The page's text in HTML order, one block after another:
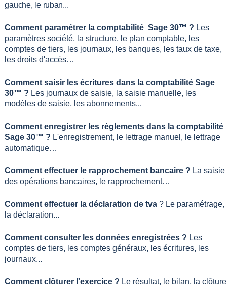
gauche, le ruban...
Comment paramétrer la comptabilité Sage 30™ ? Les
paramètres société, la structure, le plan comptable, les
comptes de tiers, les journaux, les banques, les taux de taxe,
les droits d'accès…
Comment saisir les écritures dans la comptabilité Sage
30™ ? Les journaux de saisie, la saisie manuelle, les
modèles de saisie, les abonnements...
Comment enregistrer les règlements dans la comptabilité
Sage 30™ ? L'enregistrement, le lettrage manuel, le lettrage
automatique…
Comment effectuer le rapprochement bancaire ? La saisie
des opérations bancaires, le rapprochement…
Comment effectuer la déclaration de tva? Le paramétrage,
la déclaration...
Comment consulter les données enregistrées ? Les
comptes de tiers, les comptes généraux, les écritures, les
journaux...
Comment clôturer l'exercice ? Le résultat, le bilan, la clôture